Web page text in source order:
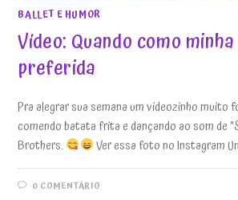
BALLET E HUMOR
Vídeo: Quando como
preferida
Pra alegrar sua semana um videozinho muito
comendo batata frita e dançando ao som de
Brothers.
Ver essa foto no Instagram
0 COMENTÁRIO